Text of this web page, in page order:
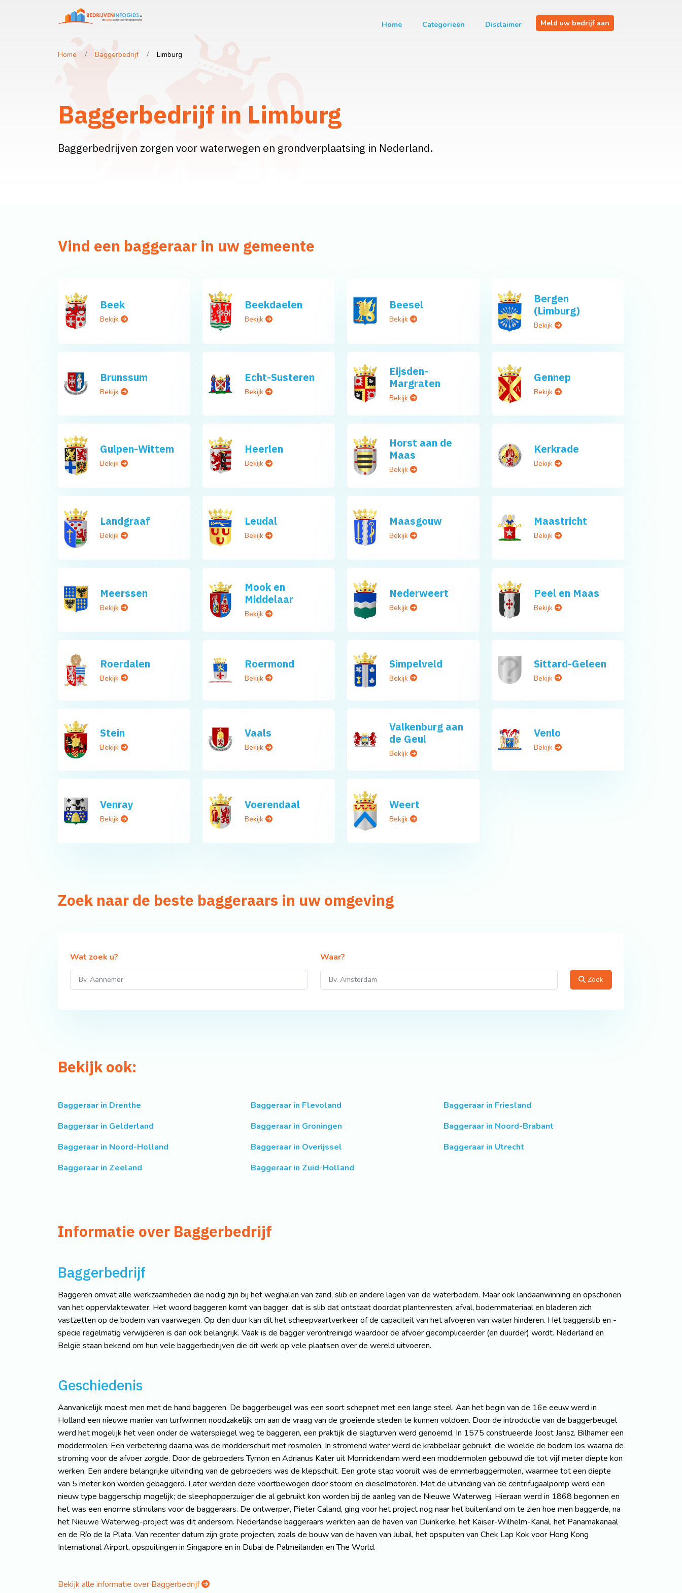
Home Categorieën Disclaimer Meld uw bedrijf aan
Home Baggerbedrijf Limburg
Baggerbedrijf in Limburg
Baggerbedrijven zorgen voor waterwegen en grondverplaatsing in Nederland.
Vind een baggeraar in uw gemeente
Beek
Bekijk
Beekdaelen
Bekijk
Beesel
Bekijk
Bergen
(Limburg)
Bekijk
Brunssum
Bekijk
Echt-Susteren
Bekijk
Eijsden-
Margraten
Bekijk
Gennep
Bekijk
Gulpen-Wittem
Bekijk
Heerlen
Bekijk
Horst aan de
Maas
Bekijk
Kerkrade
Bekijk
Landgraaf
Bekijk
Leudal
Bekijk
Maasgouw
Bekijk
Maastricht
Bekijk
Meerssen
Bekijk
Mook en
Middelaar
Bekijk
Nederweert
Bekijk
Peel en Maas
Bekijk
Roerdalen
Bekijk
Roermond
Bekijk
Simpelveld
Bekijk
Sittard-Geleen
Bekijk
Stein
Bekijk
Vaals
Bekijk
Valkenburg aan
de Geul
Bekijk
Venlo
Bekijk
Venray
Bekijk
Voerendaal
Bekijk
Weert
Bekijk
Zoek naar de beste baggeraars in uw omgeving
Wat zoek u? Waar?
Zoek
Bekijk ook:
Baggeraar in Drenthe Baggeraar in Flevoland
Baggeraar in Friesland
Baggeraar in Gelderland
Baggeraar in Groningen
Baggeraar in Noord-Brabant
Baggeraar in Noord-Holland
Baggeraar in Overijssel
Baggeraar in Utrecht
Baggeraar in Zeeland
Baggeraar in Zuid-Holland
Informatie over Baggerbedrijf
Baggerbedrijf
Baggeren omvat alle werkzaamheden die nodig zijn bij het weghalen van zand, slib en andere lagen van de waterbodem. Maar ook landaanwinning en opschonen
van het oppervlaktewater. Het woord baggeren komt van bagger, dat is slib dat ontstaat doordat plantenresten, afval, bodemmateriaal en bladeren zich
vastzetten op de bodem van vaarwegen. Op den duur kan dit het scheepvaartverkeer of de capaciteit van het afvoeren van water hinderen. Het baggerslib en -
specie regelmatig verwijderen is dan ook belangrijk. Vaak is de bagger verontreinigd waardoor de afvoer gecompliceerder (en duurder) wordt. Nederland en
België staan bekend om hun vele baggerbedrijven die dit werk op vele plaatsen over de wereld uitvoeren.
Geschiedenis
Aanvankelijk moest men met de hand baggeren. De baggerbeugel was een soort schepnet met een lange steel. Aan het begin van de 16e eeuw werd in
Holland een nieuwe manier van turfwinnen noodzakelijk om aan de vraag van de groeiende steden te kunnen voldoen. Door de introductie van de baggerbeugel
werd het mogelijk het veen onder de waterspiegel weg te baggeren, een praktijk die slagturven werd genoemd. In 1575 construeerde Joost Jansz. Bilhamer een
moddermolen. Een verbetering daarna was de modderschuit met rosmolen. In stromend water werd de krabbelaar gebruikt, die woelde de bodem los waarna de
stroming voor de afvoer zorgde. Door de gebroeders Tymon en Adrianus Kater uit Monnickendam werd een moddermolen gebouwd die tot vijf meter diepte kon
werken. Een andere belangrijke uitvinding van de gebroeders was de klepschuit. Een grote stap vooruit was de emmerbaggermolen, waarmee tot een diepte
van 5 meter kon worden gebaggerd. Later werden deze voortbewogen door stoom en dieselmotoren. Met de uitvinding van de centrifugaalpomp werd een
nieuw type baggerschip mogelijk; de sleephopperzuiger die al gebruikt kon worden bij de aanleg van de Nieuwe Waterweg. Hieraan werd in 1868 begonnen en
het was een enorme stimulans voor de baggeraars. De ontwerper, Pieter Caland, ging voor het project nog naar het buitenland om te zien hoe men baggerde, na
het Nieuwe Waterweg-project was dit andersom. Nederlandse baggeraars werkten aan de haven van Duinkerke, het Kaiser-Wilhelm-Kanal, het Panamakanaal
en de Río de la Plata. Van recenter datum zijn grote projecten, zoals de bouw van de haven van Jubail, het opspuiten van Chek Lap Kok voor Hong Kong
International Airport, opspuitingen in Singapore en in Dubai de Palmeilanden en The World.
Bekijk alle informatie over Baggerbedrijf